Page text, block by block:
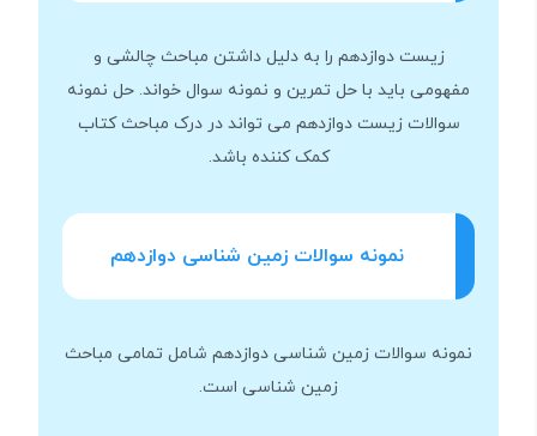
زیست دوازدهم را به دلیل داشتن مباحث چالشی و
مفهومی باید با حل تمرین و نمونه سوال خواند. حل نمونه
سوالات زیست دوازدهم می تواند در درک مباحث کتاب
کمک کننده باشد.
نمونه سوالات زمین شناسی دوازدهم
نمونه سوالات زمین شناسی دوازدهم شامل تمامی مباحث
زمین شناسی است.